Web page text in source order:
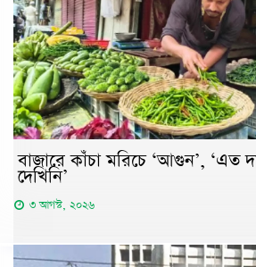
বাজারে কাঁচা মরিচে ‘আগুন’,
দেখিনি’
৩ আগস্ট, ২০২৬